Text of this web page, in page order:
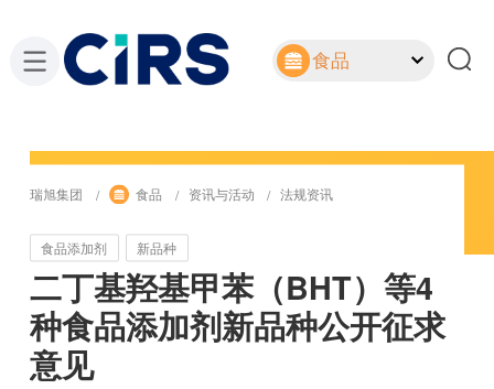
食品
瑞旭集团 食品 资讯与活动 法规资讯
食品添加剂 新品种
二丁基羟基甲苯（BHT）等4
种食品添加剂新品种公开征求
意见